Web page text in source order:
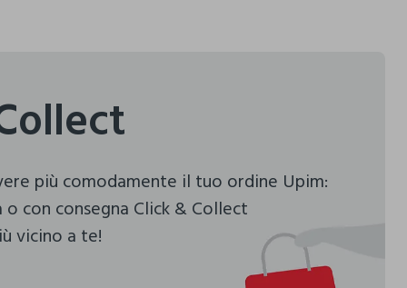
più comodamente il tuo ordine Upim:
con consegna Click & Collect
vicino a te!